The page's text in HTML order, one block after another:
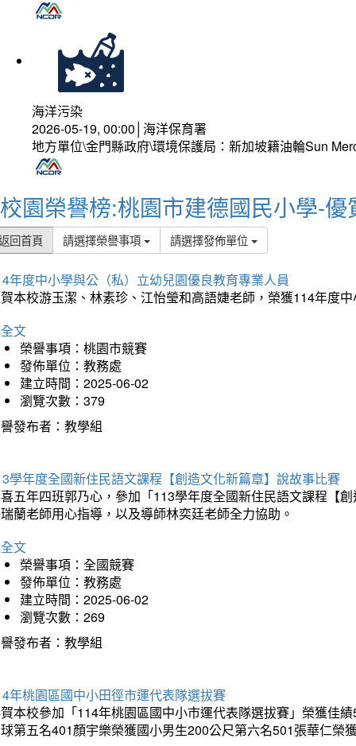
海洋污染
2026-05-19, 00:00│海洋保育署
地方單位\金門縣政府\環境保護局：新加坡籍油輪Sun
校園榮譽榜:桃園市建德國民小學-優
回首頁 請選擇榮譽事項 請選擇發佈單位
年度中小學與公（私）立幼兒園優良教育專業人員
本校游玉潔、林素珍、江怡瑩和高語婕老師，榮獲114年度
文
榮譽事項：桃園市競賽
發佈單位：教務處
建立時間：2025-06-02
瀏覽次數：379
發布者：教學組
學年度全國新住民語文課程【創造文化新篇章】說故事比賽
五年四班郭乃心，參加「113學年度全國新住民語文課程【
蘭老師用心指導，以及導師林奕廷老師全力協助。
文
榮譽事項：全國競賽
發佈單位：教務處
建立時間：2025-06-02
瀏覽次數：269
發布者：教學組
年桃園區國中小田徑市運代表隊選拔賽
本校參加「114年桃園區國中小市運代表隊選拔賽」榮獲佳
第五名401顏宇樂榮獲國小男生200公尺第六名501張華仁